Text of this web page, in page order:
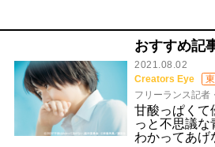
おすすめ記
2021.08.02
Creators Eye
フリーランス記者
甘酸っぱくて
っと不思議な
わかってあげ